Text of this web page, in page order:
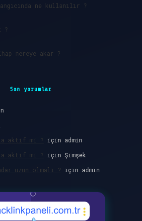
ne kullanılır ?
?
nereye akar ?
Son yorumlar
aktif mi ? için admin
aktif mi ? için Şimşek
uzun olmalı ? için admin